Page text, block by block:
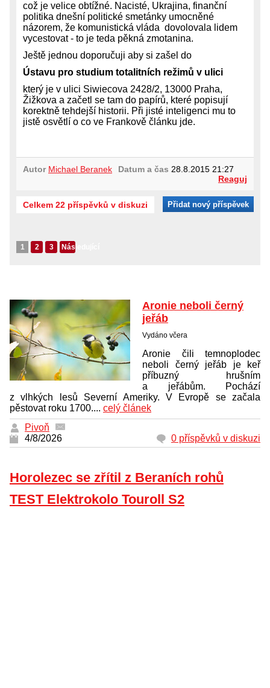
což je velice obtížné. Nacisté, Ukrajina, finanční
politika dnešní politické smetánky umocněné
názorem, že komunistická vláda dovolovala lidem
vycestovat - to je teda pěkná zmotanina.
Ještě jednou doporučuji aby si zašel do
Ústavu pro studium totalitních režimů v ulici
který je v ulici Siwiecova 2428/2, 13000 Praha,
Žižkova a začetl se tam do papírů, které popisují
korektně tehdejší historii. Při jisté inteligenci mu to
jistě osvětlí o co ve Frankově článku jde.
Autor Michael Beranek Datum a čas 28.8.2015 21:27
Reaguj
Celkem 22 příspěvků v diskuzi Přidat nový příspěvek
1 2 3 Následující
Aronie neboli černý
jeřáb
Vydáno včera
Aronie čili temnoplodec
neboli černý jeřáb je keř
příbuzný hrušním
a jeřábům. Pochází
z vlhkých lesů Severní Ameriky. V Evropě se začala
pěstovat roku 1700.... celý článek
Pivoň
4/8/2026
0 příspěvků v diskuzi
Horolezec se zřítil z Beraních rohů
TEST Elektrokolo Touroll S2